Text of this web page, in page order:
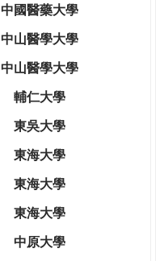
中國醫藥大學
中山醫學大學
中山醫學大學
輔仁大學
東吳大學
東海大學
東海大學
東海大學
中原大學